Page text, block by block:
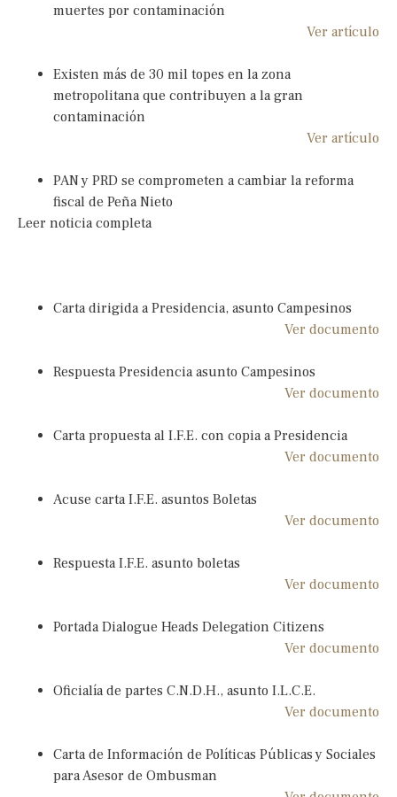
muertes por contaminación
Ver artículo
Existen más de 30 mil topes en la zona
metropolitana que contribuyen a la gran
contaminación
Ver artículo
PAN y PRD se comprometen a cambiar la reforma
fiscal de Peña Nieto
Leer noticia completa
Carta dirigida a Presidencia, asunto Campesinos
Ver documento
Respuesta Presidencia asunto Campesinos
Ver documento
Carta propuesta al I.F.E. con copia a Presidencia
Ver documento
Acuse carta I.F.E. asuntos Boletas
Ver documento
Respuesta I.F.E. asunto boletas
Ver documento
Portada Dialogue Heads Delegation Citizens
Ver documento
Oficialía de partes C.N.D.H., asunto I.L.C.E.
Ver documento
Carta de Información de Políticas Públicas y Sociales
para Asesor de Ombusman